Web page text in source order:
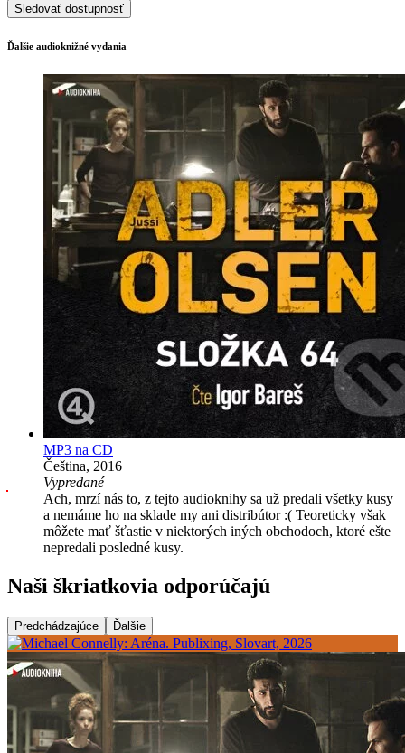
Sledovať dostupnosť
Ďalšie audioknižné vydania
MP3 na CD
Čeština, 2016
Vypredané
Ach, mrzí nás to, z tejto audioknihy sa už predali všetky kusy
a nemáme ho na sklade my ani distribútor :( Teoreticky však
môžete mať šťastie v niektorých iných obchodoch, ktoré ešte
nepredali posledné kusy.
Naši škriatkovia odporúčajú
Predchádzajúce Ďalšie